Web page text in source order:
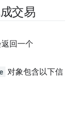
交易
回一个
对象包含以下信